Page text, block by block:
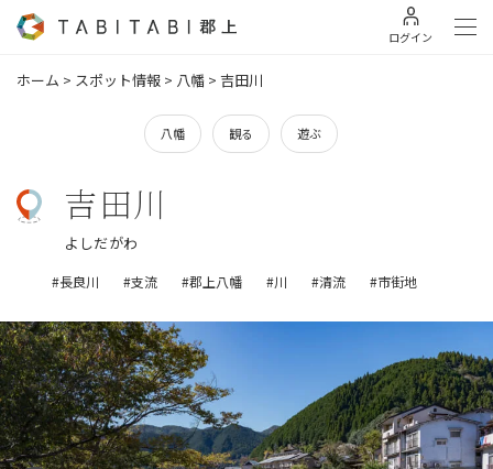
ログイン
ホーム > スポット情報 > 八幡 > 吉田川
八幡 観る 遊ぶ
吉田川
よしだがわ
#長良川 #支流 #郡上八幡 #川 #清流 #市街地